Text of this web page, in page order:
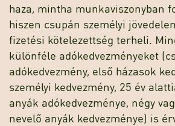
haza, mintha munkaviszonyban
hiszen csupán személyi
fizetési kötelezettség terheli.
különféle adókedvezményeket
adókedvezmény, első házasok
személyi kedvezmény, 25 év
anyák adókedvezménye, négy
nevelő anyák kedvezménye) is